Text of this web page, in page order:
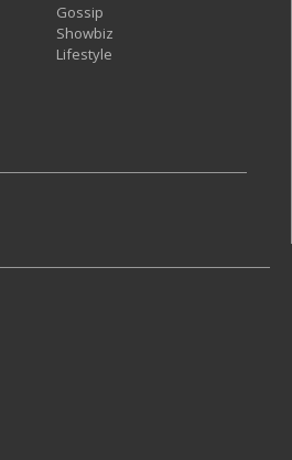
Gossip
Showbiz
Lifestyle